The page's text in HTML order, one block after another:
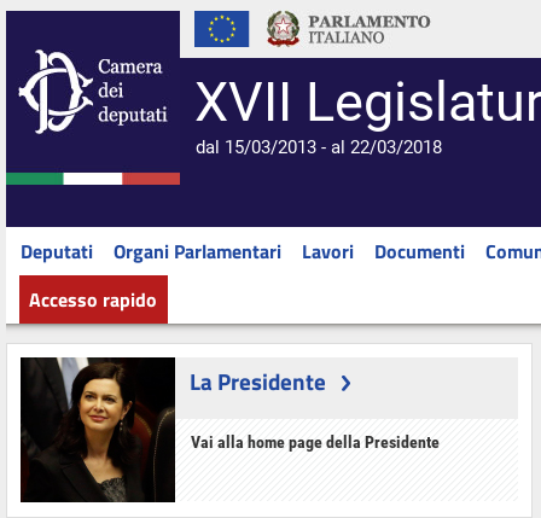
XVII
dal 15/03/2013 - al 22/03/2018
Deputati Organi Parlamentari Lavori Documenti
Accesso rapido
La Presidente
Vai alla home page della Presidente